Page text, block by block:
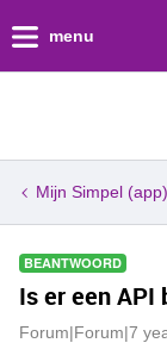
menu
Mijn Simpel (app)
BEANTWOORD
Is er een API
Forum|Forum|7